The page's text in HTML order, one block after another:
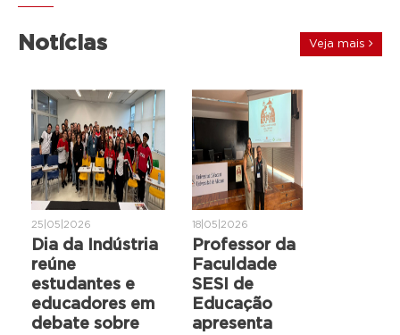
Notícias Veja mais
25|05|2026
Dia da Indústria
reúne
estudantes e
educadores em
debate sobre
18|05|2026
Professor da
Faculdade
SESI de
Educação
apresenta